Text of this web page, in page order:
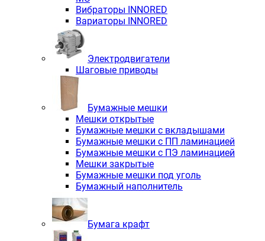
Вибраторы INNORED
Вариаторы INNORED
Электродвигатели
Шаговые приводы
Бумажные мешки
Мешки открытые
Бумажные мешки с вкладышами
Бумажные мешки с ПП ламинацией
Бумажные мешки с ПЭ ламинацией
Мешки закрытые
Бумажные мешки под уголь
Бумажный наполнитель
Бумага крафт